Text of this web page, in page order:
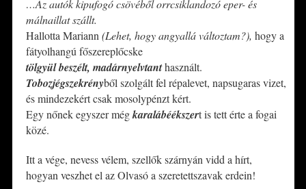
…Az autók kipufogó csövéből orrcsiklandozó eper- és
málnaillat szállt.
Hallotta Mariann (Lehet, hogy angyallá változtam?), hogy a
fátyolhangú főszereplőcske
tölgyül beszélt, madárnyelvtanthasznált.
Tobozjégszekrényből szolgált fel répalevet, napsugaras vizet,
és mindezekért csak mosolypénzt kért.
Egy nőnek egyszer mégkaralábéékszert is tett érte a fogai
közé.
Itt a vége, nevess vélem, szellők szárnyán vidd a hírt,
hogyan veszhet el az Olvasó a szeretettszavak erdein!